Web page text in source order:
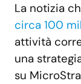
La notizia
circa 100
attività
una
su